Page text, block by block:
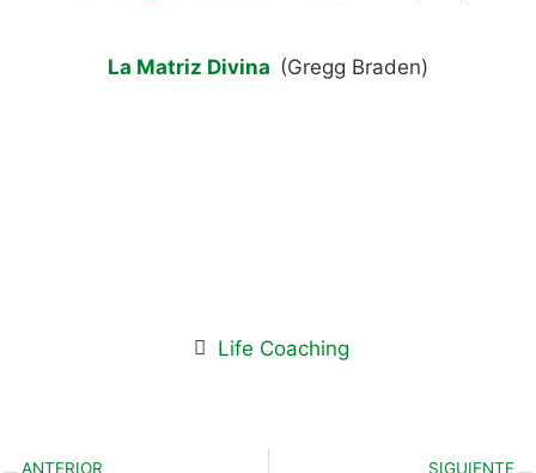
La Matriz Divina (Gregg Braden)
Life Coaching
ANTERIOR SIGUIENTE